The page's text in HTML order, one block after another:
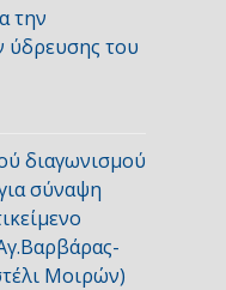
την
του
διαγωνισμού
σύναψη
Μοιρών)